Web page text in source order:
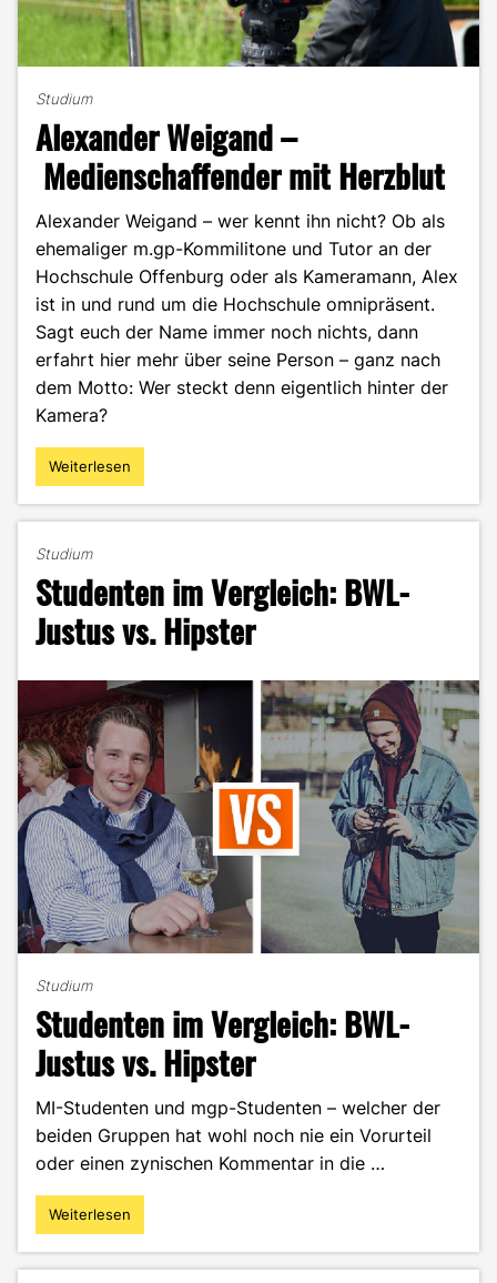
Studium
Alexander Weigand –
Medienschaffender mit Herzblut
Alexander Weigand – wer kennt ihn nicht? Ob als
ehemaliger m.gp-Kommilitone und Tutor an der
Hochschule Offenburg oder als Kameramann, Alex
ist in und rund um die Hochschule omnipräsent.
Sagt euch der Name immer noch nichts, dann
erfahrt hier mehr über seine Person – ganz nach
dem Motto: Wer steckt denn eigentlich hinter der
Kamera?
"Alexander
Weigand
mit
Herzblut"
Weiterlesen
Studium
Studenten im Vergleich: BWL-
Justus vs. Hipster
Studium
Studenten im Vergleich: BWL-
Justus vs. Hipster
MI-Studenten und mgp-Studenten – welcher der
beiden Gruppen hat wohl noch nie ein Vorurteil
oder einen zynischen Kommentar in die …
"Studenten
im
Weiterlesen